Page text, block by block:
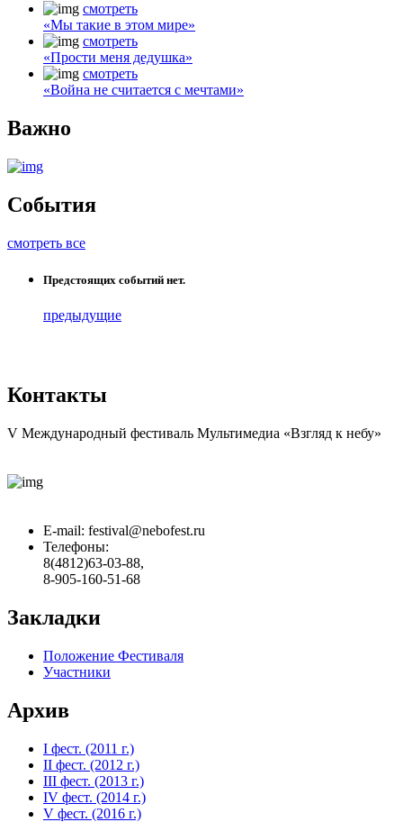
смотреть
«Мы такие в этом мире»
смотреть
«Прости меня дедушка»
смотреть
«Война не считается с мечтами»
Важно
События
смотреть все
Предстоящих событий нет.
предыдущие
Контакты
V Международный фестиваль Мультимедиа «Взгляд к небу»
E-mail: festival@nebofest.ru
Телефоны:
8(4812)63-03-88,
8-905-160-51-68
Закладки
Положение Фестиваля
Участники
Архив
I фест. (2011 г.)
II фест. (2012 г.)
III фест. (2013 г.)
IV фест. (2014 г.)
V фест. (2016 г.)